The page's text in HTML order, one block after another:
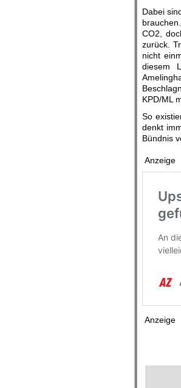
Dabei
CO2,
zurück.
nicht
diesem
KPD/ML
So
denkt
Bündnis
Anzeige
Anzeige